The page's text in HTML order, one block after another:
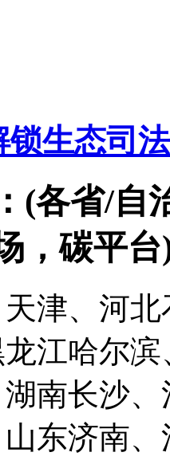
生态司
(各省/自
，碳平台
津、河
江哈尔
湖南长沙
东济南